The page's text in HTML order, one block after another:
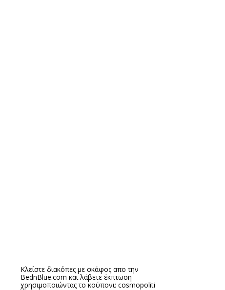
Κλείστε διακόπες με σκάφος απο την
BednBlue.com και λάβετε έκπτωση
χρησιμοποιώντας το κούπονι: cosmopoliti